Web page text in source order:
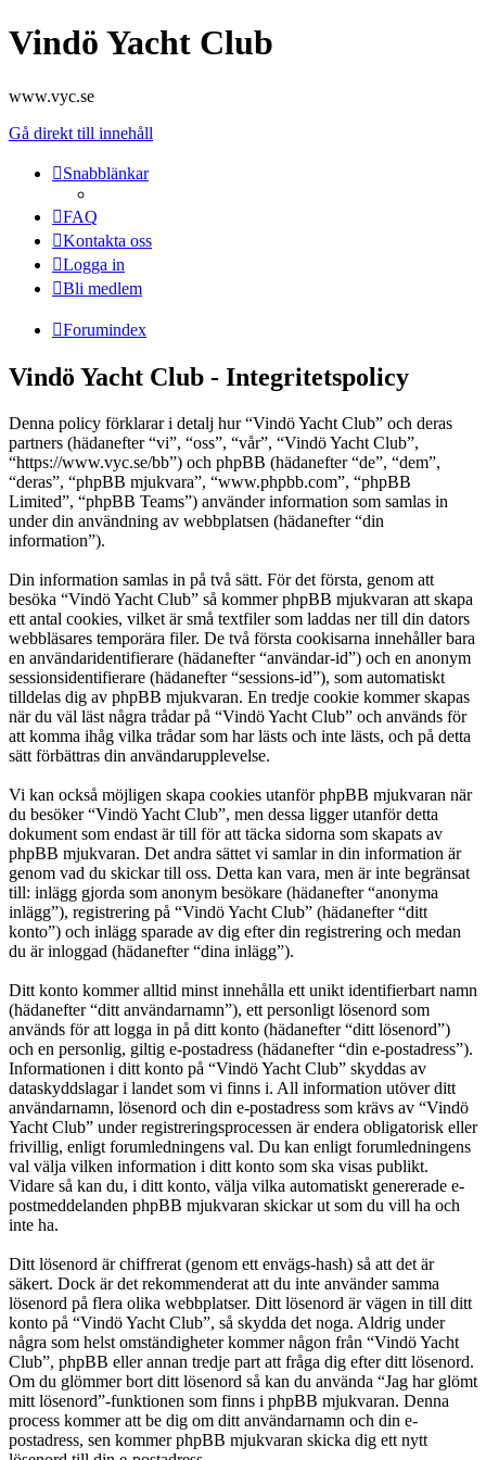
Vindö Yacht Club
www.vyc.se
Gå direkt till innehåll
Snabblänkar
FAQ
Kontakta oss
Logga in
Bli medlem
Forumindex
Vindö Yacht Club - Integritetspolicy
Denna policy förklarar i detalj hur “Vindö Yacht Club” och deras
partners (hädanefter “vi”, “oss”, “vår”, “Vindö Yacht Club”,
“https://www.vyc.se/bb”) och phpBB (hädanefter “de”, “dem”,
“deras”, “phpBB mjukvara”, “www.phpbb.com”, “phpBB
Limited”, “phpBB Teams”) använder information som samlas in
under din användning av webbplatsen (hädanefter “din
information”).
Din information samlas in på två sätt. För det första, genom att
besöka “Vindö Yacht Club” så kommer phpBB mjukvaran att skapa
ett antal cookies, vilket är små textfiler som laddas ner till din dators
webbläsares temporära filer. De två första cookisarna innehåller bara
en användaridentifierare (hädanefter “användar-id”) och en anonym
sessionsidentifierare (hädanefter “sessions-id”), som automatiskt
tilldelas dig av phpBB mjukvaran. En tredje cookie kommer skapas
när du väl läst några trådar på “Vindö Yacht Club” och används för
att komma ihåg vilka trådar som har lästs och inte lästs, och på detta
sätt förbättras din användarupplevelse.
Vi kan också möjligen skapa cookies utanför phpBB mjukvaran när
du besöker “Vindö Yacht Club”, men dessa ligger utanför detta
dokument som endast är till för att täcka sidorna som skapats av
phpBB mjukvaran. Det andra sättet vi samlar in din information är
genom vad du skickar till oss. Detta kan vara, men är inte begränsat
till: inlägg gjorda som anonym besökare (hädanefter “anonyma
inlägg”), registrering på “Vindö Yacht Club” (hädanefter “ditt
konto”) och inlägg sparade av dig efter din registrering och medan
du är inloggad (hädanefter “dina inlägg”).
Ditt konto kommer alltid minst innehålla ett unikt identifierbart namn
(hädanefter “ditt användarnamn”), ett personligt lösenord som
används för att logga in på ditt konto (hädanefter “ditt lösenord”)
och en personlig, giltig e-postadress (hädanefter “din e-postadress”).
Informationen i ditt konto på “Vindö Yacht Club” skyddas av
dataskyddslagar i landet som vi finns i. All information utöver ditt
användarnamn, lösenord och din e-postadress som krävs av “Vindö
Yacht Club” under registreringsprocessen är endera obligatorisk eller
frivillig, enligt forumledningens val. Du kan enligt forumledningens
val välja vilken information i ditt konto som ska visas publikt.
Vidare så kan du, i ditt konto, välja vilka automatiskt genererade e-
postmeddelanden phpBB mjukvaran skickar ut som du vill ha och
inte ha.
Ditt lösenord är chiffrerat (genom ett envägs-hash) så att det är
säkert. Dock är det rekommenderat att du inte använder samma
lösenord på flera olika webbplatser. Ditt lösenord är vägen in till ditt
konto på “Vindö Yacht Club”, så skydda det noga. Aldrig under
några som helst omständigheter kommer någon från “Vindö Yacht
Club”, phpBB eller annan tredje part att fråga dig efter ditt lösenord.
Om du glömmer bort ditt lösenord så kan du använda “Jag har glömt
mitt lösenord”-funktionen som finns i phpBB mjukvaran. Denna
process kommer att be dig om ditt användarnamn och din e-
postadress, sen kommer phpBB mjukvaran skicka dig ett nytt